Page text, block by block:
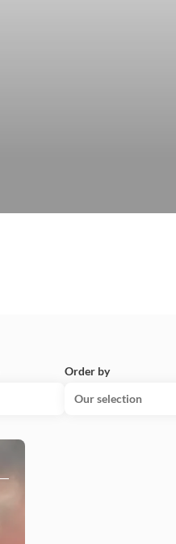
Order by
Our selection